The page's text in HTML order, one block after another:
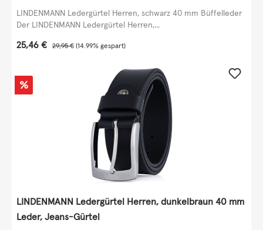
LINDENMANN Ledergürtel Herren, schwarz 40 mm Büffelleder
Der LINDENMANN Ledergürtel Herren,...
Verkaufspreis:
25,46 € Regulärer Preis:
29,95 € (14.99% gespart)
Rabatt
%
LINDENMANN Ledergürtel Herren, dunkelbraun 40 mm
Leder, Jeans-Gürtel